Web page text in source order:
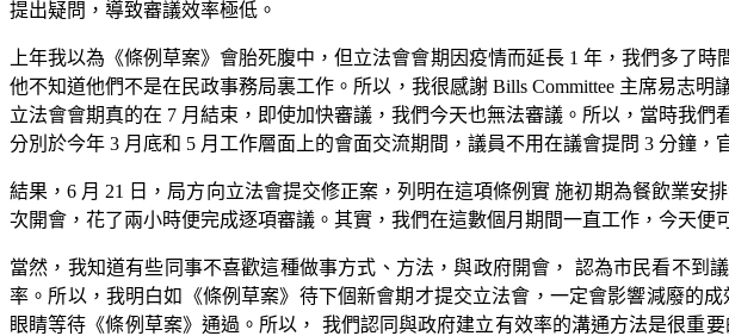
提出疑問，導致審議效率極低。
上年我以為《條例草案》會胎死腹中，但立法會會期因疫情而延長 1 年，我們多了
他不知道他們不是在民政事務局裏工作。所以，我很感謝 Bills Committee 主席易志
立法會會期真的在 7 月結束，即使加快審議，我們今天也無法審議。所以，當時我
分別於今年 3 月底和 5 月工作層面上的會面交流期間，議員不用在議會提問 3 分鐘，
結果，6 月 21 日，局方向立法會提交修正案，列明在這項條例實 施初期為餐飲業
次開會，花了兩小時便完成逐項審議。其實，我們在這數個月期間一直工作，今天便
當然，我知道有些同事不喜歡這種做事方式、方法，與政府開會， 認為市民看不
率。所以，我明白如《條例草案》待下個新會期才提交立法會，一定會影響減廢的
眼睛等待《條例草案》通過。所以， 我們認同與政府建立有效率的溝通方法是很重